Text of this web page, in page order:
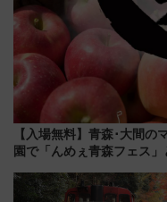
【入場無料】青森･大間
園で「んめぇ青森フェス